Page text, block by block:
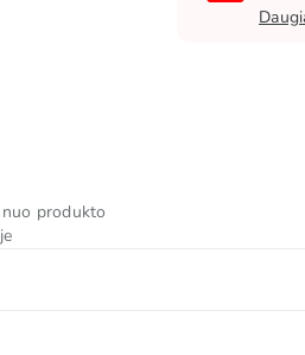
už save. 💧✨ Kilęs iš
produkto